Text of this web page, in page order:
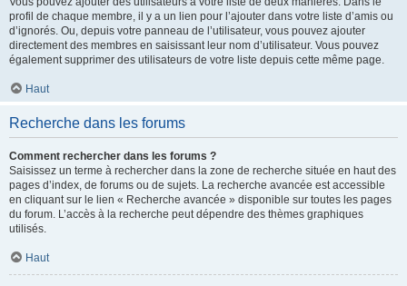
profil de chaque membre, il y a un lien pour l’ajouter dans votre liste d’amis ou
d’ignorés. Ou, depuis votre panneau de l’utilisateur, vous pouvez ajouter
directement des membres en saisissant leur nom d’utilisateur. Vous pouvez
également supprimer des utilisateurs de votre liste depuis cette même page.
Haut
Recherche dans les forums
Comment rechercher dans les forums ?
Saisissez un terme à rechercher dans la zone de recherche située en haut des
pages d’index, de forums ou de sujets. La recherche avancée est accessible
en cliquant sur le lien « Recherche avancée » disponible sur toutes les pages
du forum. L’accès à la recherche peut dépendre des thèmes graphiques
utilisés.
Haut